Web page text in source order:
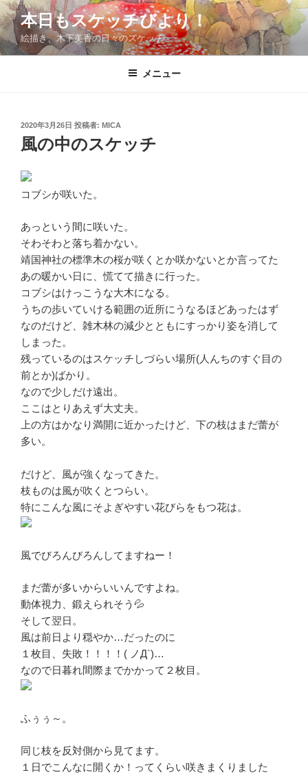
コ
ン
テ
ン
本日もスケッチびより！
絵描き、木下美香の日々のスケッチ
メニュー
投
稿
日:
2020年3月26日 投稿者: MICA
風の中のスケッチ
コブシが咲いた。
あっという間に咲いた。
そわそわと落ち着かない。
靖国神社の標準木の桜が咲くとか咲かないとか言ってた
あの暖かい日に、慌てて描きに行った。
コブシはけっこうな大木になる。
うちの歩いていける範囲の近所にうなるほどあったはず
なのだけど、雑木林の減少とともにすっかり姿を消して
しまった。
残っているのはスケッチしづらい場所(人んちのすぐ目の
前とか)ばかり。
なので少しだけ遠出。
ここはとりあえず大丈夫。
上の方はかなり満開に近かったけど、下の枝はまだ蕾が
多い。
だけど、風が強くなってきた。
枝ものは風が吹くとつらい。
特にこんな風にそよぎやすい花びらをもつ花は。
風でびろんびろんしてますねー！
まだ蕾が多いからいいんですよね。
動体視力、鍛えられそう💦
そして翌日。
風は前日より穏やか…だったのに
１枚目、失敗！！！！( ノД`)…
なので日暮れ間際までかかって２枚目。
ふぅぅ～。
同じ枝を反対側から見てます。
１日でこんなに開くか！ってくらい咲きまくりました